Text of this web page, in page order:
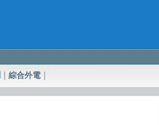
綜合外電